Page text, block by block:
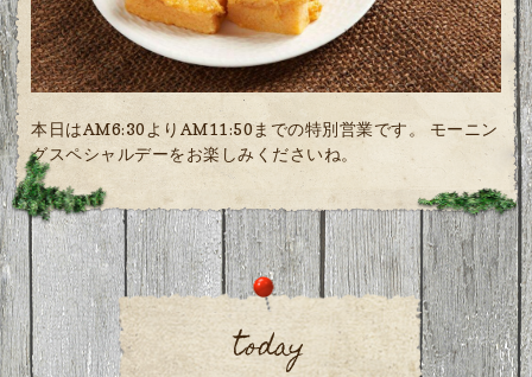
本日はAM6:30よりAM11:50までの特別営業です。 モーニン
グスペシャルデーをお楽しみくださいね。
today